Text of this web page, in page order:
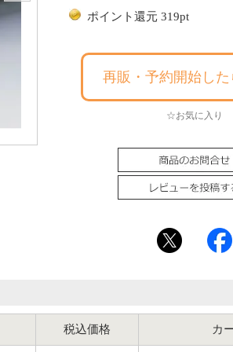
ポイント還元 319pt
再販・予約開始し
☆お気に入り
税込価格 カ